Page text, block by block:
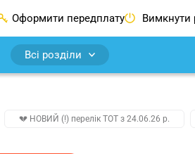
Оформити передплату Вимкнути
Всі розділи
💔 НОВИЙ (!) перелік ТОТ з 24.06.26 р.